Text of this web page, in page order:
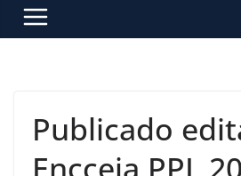
Publicado